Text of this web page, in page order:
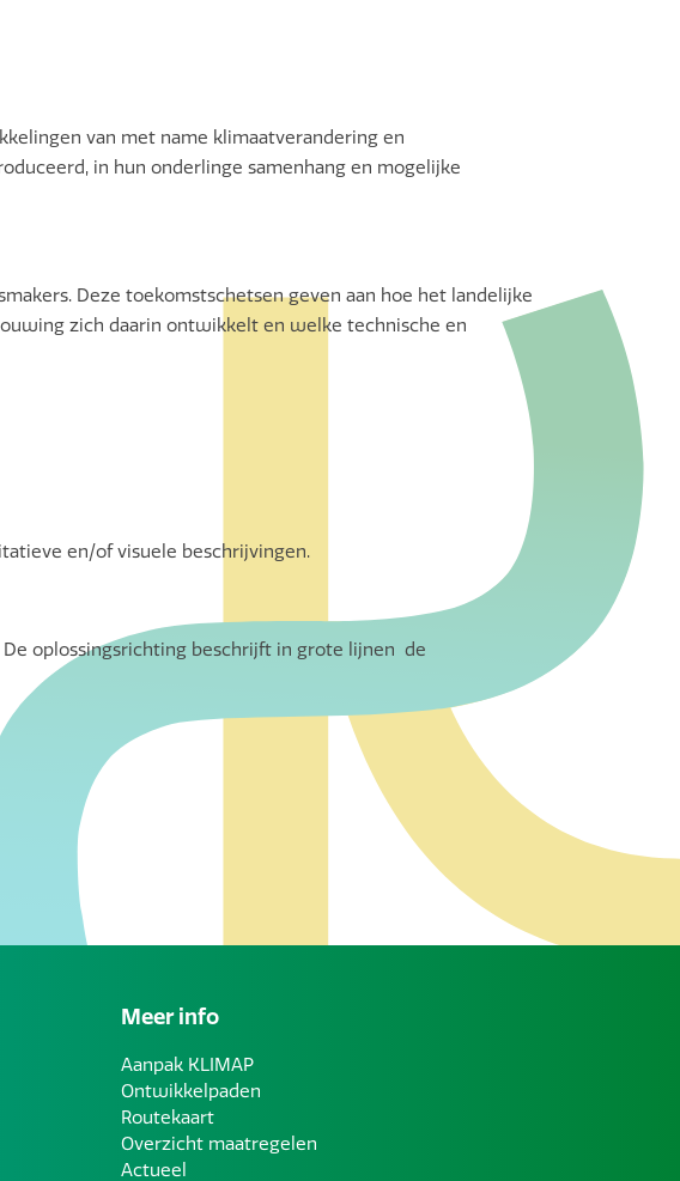
van met name klimaatverandering en
in hun onderlinge samenhang en mogelijke
Deze toekomstschetsen geven aan hoe het landelijke
zich daarin ontwikkelt en welke technische en
en/of visuele beschrijvingen.
oplossingsrichting beschrijft in grote lijnen de
Meer info
Aanpak KLIMAP
Ontwikkelpaden
Routekaart
Overzicht maatregelen
Actueel